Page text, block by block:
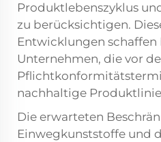
Produktlebenszyklus
zu berücksichtigen.
Entwicklungen
Unternehmen, die vor
nachhaltige
Die erwarteten
Einwegkunststoffe und